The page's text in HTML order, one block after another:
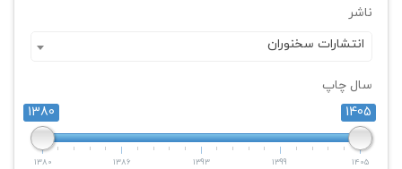
ناشر
انتشارات سخنوران
سال چاپ
1380
1405
1380 1386 1393 1399 1405